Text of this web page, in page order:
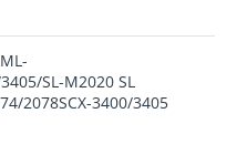
SL-M2020 SL
2078SCX-3400/3405